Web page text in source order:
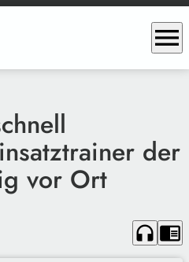
menu
der
vor Ort
headphones chrome_reader_mode